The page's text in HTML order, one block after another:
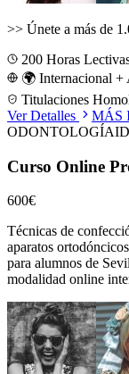
>> Únete a más de
200 Horas
🌍 Internacional +
Titulaciones
Ver Detalles
MÁS
ODONTOLOGÍA
Curso Online
600€
Técnicas de
aparatos
para alumnos de
modalidad online